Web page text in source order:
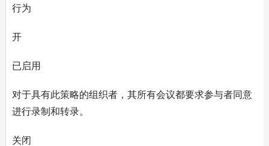
行为
开
已启用
对于具有此策略的组织者，其所有会议都要求参与者同意
进行录制和转录。
关闭